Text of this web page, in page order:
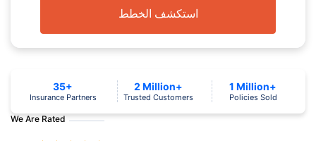
استكشف الخطط
We Are Rated
35+
Insurance Partners
2 Million+
Trusted Customers
1 Million+
Policies Sold